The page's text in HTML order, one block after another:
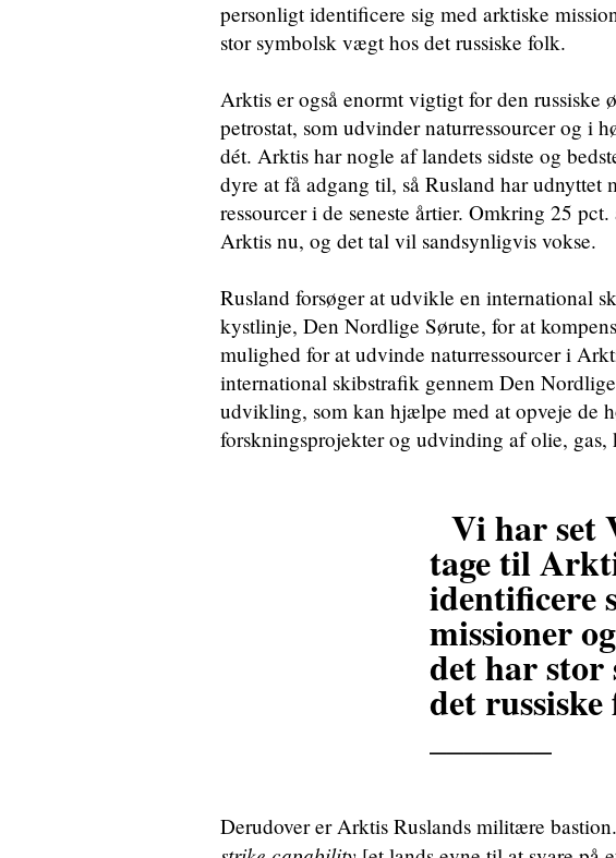
personligt identificere sig med arktiske
stor symbolsk vægt hos det russiske folk.
Arktis er også enormt vigtigt for den russiske
petrostat, som udvinder naturressourcer og i
dét. Arktis har nogle af landets sidste og
dyre at få adgang til, så Rusland har udnyttet
ressourcer i de seneste årtier. Omkring 25
Arktis nu, og det tal vil sandsynligvis vokse.
Rusland forsøger at udvikle en international
kystlinje, Den Nordlige Sørute, for at
mulighed for at udvinde naturressourcer i
international skibstrafik gennem Den
udvikling, som kan hjælpe med at opveje de
forskningsprojekter og udvinding af olie,
Vi har set
tage til
identificere
missioner
det har stor
det
Derudover er Arktis Ruslands militære